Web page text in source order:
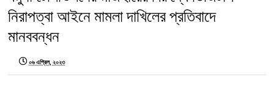
নিরাপত্বা আইনে মামলা দাখিলের প্রতিবাদে
মানববন্ধন
০৬ এপ্রিল, ২০২৩